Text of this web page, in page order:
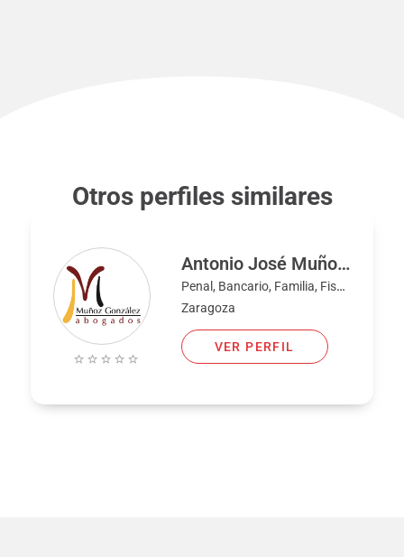
Otros perfiles similares
Antonio José Muñoz González
Penal, Bancario, Familia, Fiscal
Zaragoza
VER PERFIL